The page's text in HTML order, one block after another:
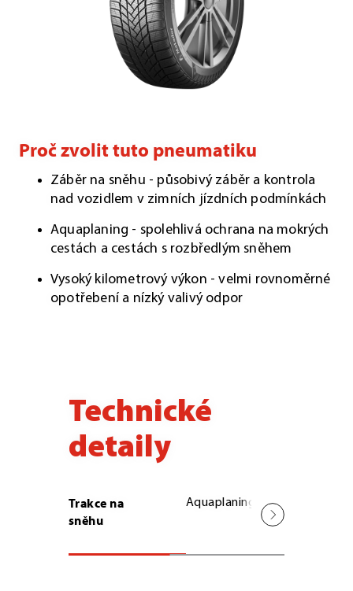
Proč zvolit tuto pneumatiku
Záběr na sněhu - působivý záběr a kontrola
nad vozidlem v zimních jízdních podmínkách
Aquaplaning - spolehlivá ochrana na mokrých
cestách a cestách s rozbředlým sněhem
Vysoký kilometrový výkon - velmi rovnoměrné
opotřebení a nízký valivý odpor
Technické
detaily
Trakce na
sněhu
Aquaplaning